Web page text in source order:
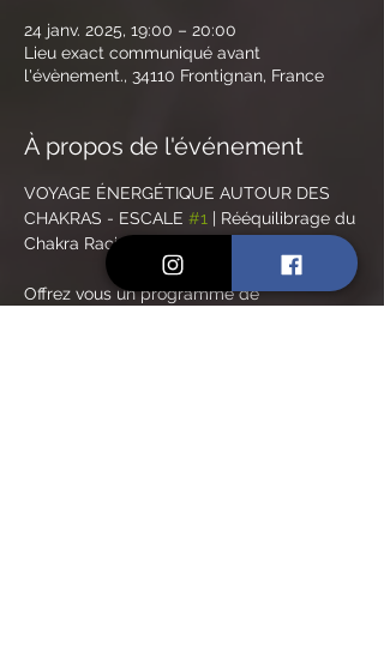
24 janv. 2025, 19:00 – 20:00
Lieu exact communiqué avant
l'évènement., 34110 Frontignan, France
À propos de l'événement
VOYAGE ÉNERGÉTIQUE AUTOUR DES
CHAKRAS - ESCALE #1 | Rééquilibrage du
Chakra Racine.
Offrez vous un programme de